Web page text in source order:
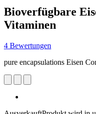
Bioverfügbare
Vitaminen
4 Bewertungen
pure encapsulations Eisen